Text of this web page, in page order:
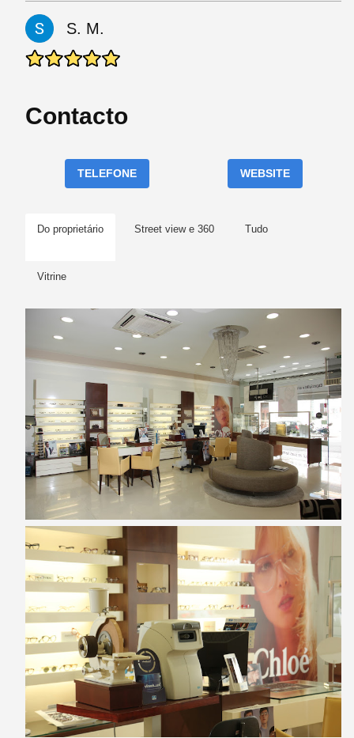
S. M.
Contacto
TELEFONE WEBSITE
Do proprietário Street view e 360 Tudo
Vitrine